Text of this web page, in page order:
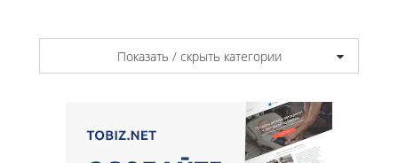
Показать / скрыть категории